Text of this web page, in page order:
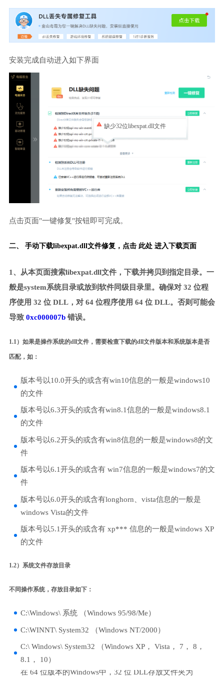
安装完成自动进入如下界面
缺少32位libexpat.dll文件
点击页面"一键修复"按钮即可完成。
二、 手动下载libexpat.dll文件修复， 点击 此处 进入下载页面
1、从本页面搜索libexpat.dll文件，下载并拷贝到指定目录。一
般是system系统目录或放到软件同级目录里。确保对 32 位程
序使用 32 位 DLL，对 64 位程序使用 64 位 DLL。否则可能会
导致 0xc000007b错误。
1.1）如果是操作系统的dll文件，需要检查下载的dll文件版本和系统版本是否
匹配，如：
版本号以10.0开头的或含有win10信息的一般是windows10
的文件
版本号以6.3开头的或含有win8.1信息的一般是windows8.1
的文件
版本号以6.2开头的或含有win8信息的一般是windows8的文
件
版本号以6.1开头的或含有 win7信息的一般是windows7的文
件
版本号以6.0开头的或含有longhorn、vista信息的一般是
windows Vista的文件
版本号以5.1开头的或含有 xp*** 信息的一般是windows XP
的文件
1.2）系统文件存放目录
不同操作系统，存放目录如下：
C:\Windows\ 系统 （Windows 95/98/Me）
C:\WINNT\ System32 （Windows NT/2000）
C:\ Windows\ System32 （Windows XP， Vista， 7， 8，
8.1， 10）
在 64 位版本的Windows中，32 位 DLL存放文件夹为